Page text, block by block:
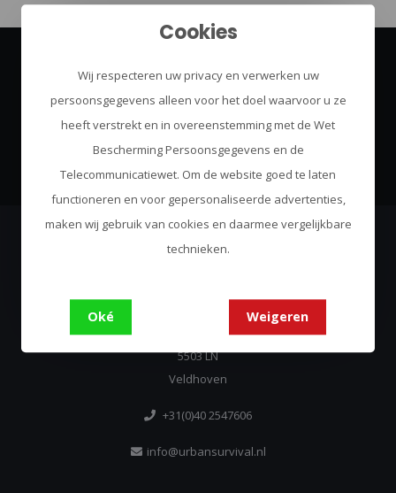
Abonneer je op onze nieuwsbrief
Blijf op de hoogte over onze laatste acties
Abonneer
Always Come Prepared
De Run 4312
5503 LN
Veldhoven
+31(0)40 2547606
info@urbansurvival.nl
Cookies
Wij respecteren uw privacy en verwerken uw
persoonsgegevens alleen voor het doel waarvoor u ze
heeft verstrekt en in overeenstemming met de Wet
Bescherming Persoonsgegevens en de
Telecommunicatiewet. Om de website goed te laten
functioneren en voor gepersonaliseerde advertenties,
maken wij gebruik van cookies en daarmee vergelijkbare
technieken.
Oké Weigeren